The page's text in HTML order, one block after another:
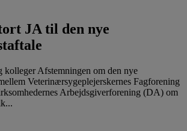
JA til den nye
kolleger Afstemningen om den nye
Veterinærsygeplejerskernes Fagforening
Arbejdsgiverforening (DA) om